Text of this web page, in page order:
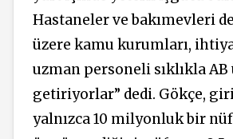
Hastaneler ve bakımevleri
üzere kamu kurumları,
uzman personeli sıklıkla
getiriyorlar” dedi. Gökçe,
yalnızca 10 milyonluk bir